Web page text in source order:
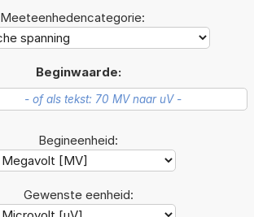
Meeteenhedencategorie:
Beginwaarde:
Begineenheid:
Gewenste eenheid: